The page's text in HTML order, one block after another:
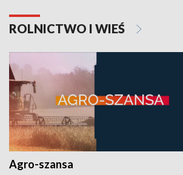
ROLNICTWO I WIEŚ
Agro-szansa